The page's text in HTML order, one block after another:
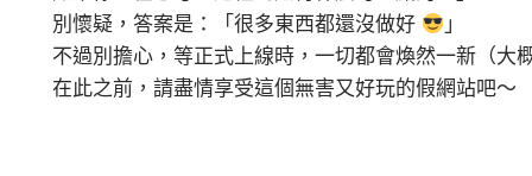
別懷疑，答案是：「很多東西都還沒做好
」
不過別擔心，等正式上線時，一切都會煥然一新（大
在此之前，請盡情享受這個無害又好玩的假網站吧～